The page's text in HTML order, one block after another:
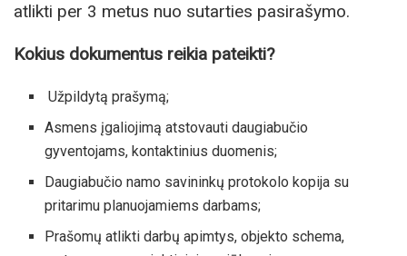
atlikti per 3 metus nuo sutarties pasirašymo.
Kokius dokumentus reikia pateikti?
Užpildytą prašymą;
Asmens įgaliojimą atstovauti daugiabučio
gyventojams, kontaktinius duomenis;
Daugiabučio namo savininkų protokolo kopija su
pritarimu planuojamiems darbams;
Prašomų atlikti darbų apimtys, objekto schema,